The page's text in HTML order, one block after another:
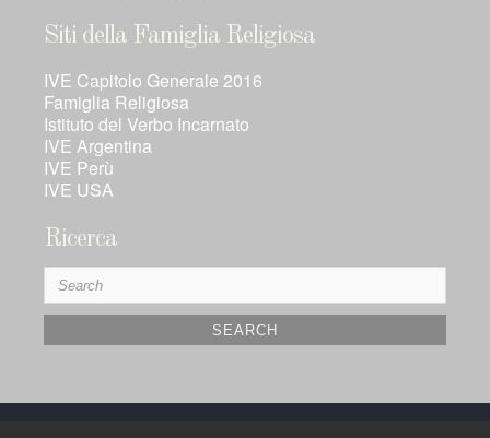
Siti della Famiglia Religiosa
IVE Capitolo Generale 2016
Famiglia Religiosa
Istituto del Verbo Incarnato
IVE Argentina
IVE Perù
IVE USA
Ricerca
Search
for: